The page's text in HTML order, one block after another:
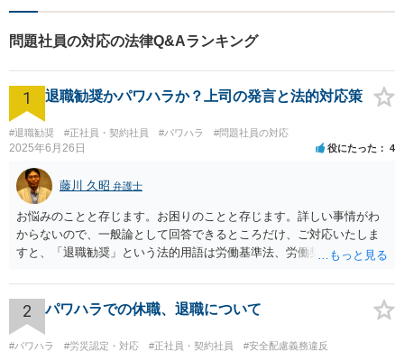
問題社員の対応の法律Q&Aランキング
1 退職勧奨かパワハラか？上司の発言と法的対応策
#退職勧奨 #正社員・契約社員 #パワハラ #問題社員の対応
2025年6月26日 役にたった 4
藤川 久昭 弁護士
お悩みのことと存じます。お困りのことと存じます。詳しい事情がわ
からないので、一般論として回答できるところだけ、ご対応いたしま
すと、「退職勧奨」という法的用語は労働基準法、労働契約法上は存
職を求めただけではなく、本人が退職を明確に拒否しているにもかか
わらず、その後でも執拗に退職を強く求めることです。 職場のパワー
ハラスメントとは、同じ職場で働く者に対し、職務上の地位や人間関
係などの職場内の優位性を背景に、業務の適正な範囲を超えて、精神
2 パワハラでの休職、退職について
#パワハラ #労災認定・対応 #正社員・契約社員
#安全配慮義務違反